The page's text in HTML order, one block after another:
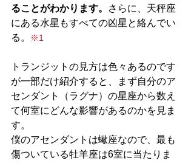
ることがわかります。
さらに、天秤座
にある水星もすべての凶星と絡んでい
る。
※1
トランジットの見方は色々あるのです
が一部だけ紹介すると、まず自分のア
センダント（ラグナ）の星座から数え
て何室にどんな影響があるのかを見ま
す。
僕のアセンダントは蠍座なので、最も
傷ついている牡羊座は6室に当たりま